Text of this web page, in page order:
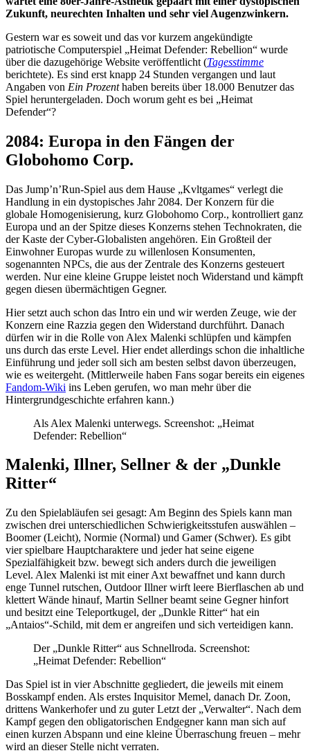
Zukunft, neurechten Inhalten und sehr viel Augenzwinkern.
Gestern war es soweit und das vor kurzem angekündigte
patriotische Computerspiel „Heimat Defender: Rebellion“ wurde
über die dazugehörige Website veröffentlicht (Tagesstimme
berichtete). Es sind erst knapp 24 Stunden vergangen und laut
Angaben von Ein Prozenthaben bereits über 18.000 Benutzer das
Spiel heruntergeladen. Doch worum geht es bei „Heimat
Defender“?
2084: Europa in den Fängen der
Globohomo Corp.
Das Jump’n’Run-Spiel aus dem Hause „Kvltgames“ verlegt die
Handlung in ein dystopisches Jahr 2084. Der Konzern für die
globale Homogenisierung, kurz Globohomo Corp., kontrolliert ganz
Europa und an der Spitze dieses Konzerns stehen Technokraten, die
der Kaste der Cyber-Globalisten angehören. Ein Großteil der
Einwohner Europas wurde zu willenlosen Konsumenten,
sogenannten NPCs, die aus der Zentrale des Konzerns gesteuert
werden. Nur eine kleine Gruppe leistet noch Widerstand und kämpft
gegen diesen übermächtigen Gegner.
Hier setzt auch schon das Intro ein und wir werden Zeuge, wie der
Konzern eine Razzia gegen den Widerstand durchführt. Danach
dürfen wir in die Rolle von Alex Malenki schlüpfen und kämpfen
uns durch das erste Level. Hier endet allerdings schon die inhaltliche
Einführung und jeder soll sich am besten selbst davon überzeugen,
wie es weitergeht. (Mittlerweile haben Fans sogar bereits ein eigenes
Fandom-Wiki ins Leben gerufen, wo man mehr über die
Hintergrundgeschichte erfahren kann.)
Als Alex Malenki unterwegs. Screenshot: „Heimat
Defender: Rebellion“
Malenki, Illner, Sellner & der „Dunkle
Ritter“
Zu den Spielabläufen sei gesagt: Am Beginn des Spiels kann man
zwischen drei unterschiedlichen Schwierigkeitsstufen auswählen –
Boomer (Leicht), Normie (Normal) und Gamer (Schwer). Es gibt
vier spielbare Hauptcharaktere und jeder hat seine eigene
Spezialfähigkeit bzw. bewegt sich anders durch die jeweiligen
Level. Alex Malenki ist mit einer Axt bewaffnet und kann durch
enge Tunnel rutschen, Outdoor Illner wirft leere Bierflaschen ab und
klettert Wände hinauf, Martin Sellner beamt seine Gegner hinfort
und besitzt eine Teleportkugel, der „Dunkle Ritter“ hat ein
„Antaios“-Schild, mit dem er angreifen und sich verteidigen kann.
Der „Dunkle Ritter“ aus Schnellroda. Screenshot:
„Heimat Defender: Rebellion“
Das Spiel ist in vier Abschnitte gegliedert, die jeweils mit einem
Bosskampf enden. Als erstes Inquisitor Memel, danach Dr. Zoon,
drittens Wankerhofer und zu guter Letzt der „Verwalter“. Nach dem
Kampf gegen den obligatorischen Endgegner kann man sich auf
einen kurzen Abspann und eine kleine Überraschung freuen – mehr
wird an dieser Stelle nicht verraten.